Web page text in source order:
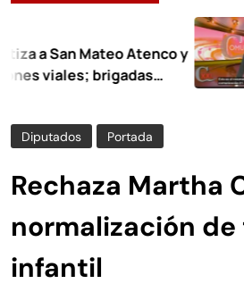
Mateo Atenco y
brigadas
Diputados Portada
Rechaza Martha
normalización
infantil